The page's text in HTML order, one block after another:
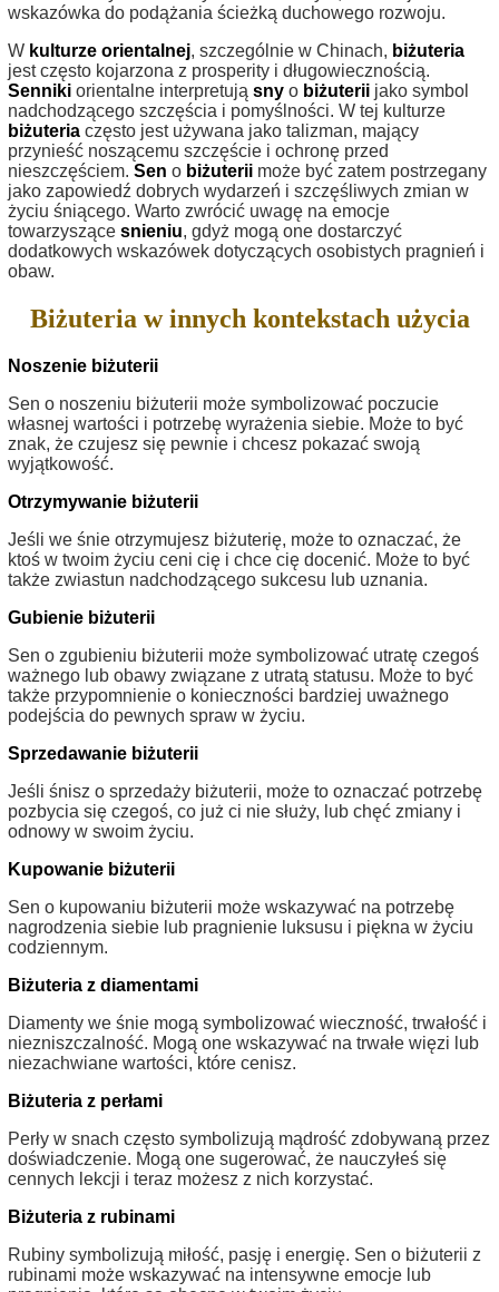
wskazówka do podążania ścieżką duchowego rozwoju.
W kulturze orientalnej, szczególnie w Chinach, biżuteria
jest często kojarzona z prosperity i długowiecznością.
Senniki orientalne interpretują sny o biżuterii jako symbol
nadchodzącego szczęścia i pomyślności. W tej kulturze
biżuteria często jest używana jako talizman, mający
przynieść noszącemu szczęście i ochronę przed
nieszczęściem. Sen o biżuterii może być zatem postrzegany
jako zapowiedź dobrych wydarzeń i szczęśliwych zmian w
życiu śniącego. Warto zwrócić uwagę na emocje
towarzyszące snieniu, gdyż mogą one dostarczyć
dodatkowych wskazówek dotyczących osobistych pragnień i
obaw.
Biżuteria w innych kontekstach użycia
Noszenie biżuterii
Sen o noszeniu biżuterii może symbolizować poczucie
własnej wartości i potrzebę wyrażenia siebie. Może to być
znak, że czujesz się pewnie i chcesz pokazać swoją
wyjątkowość.
Otrzymywanie biżuterii
Jeśli we śnie otrzymujesz biżuterię, może to oznaczać, że
ktoś w twoim życiu ceni cię i chce cię docenić. Może to być
także zwiastun nadchodzącego sukcesu lub uznania.
Gubienie biżuterii
Sen o zgubieniu biżuterii może symbolizować utratę czegoś
ważnego lub obawy związane z utratą statusu. Może to być
także przypomnienie o konieczności bardziej uważnego
podejścia do pewnych spraw w życiu.
Sprzedawanie biżuterii
Jeśli śnisz o sprzedaży biżuterii, może to oznaczać potrzebę
pozbycia się czegoś, co już ci nie służy, lub chęć zmiany i
odnowy w swoim życiu.
Kupowanie biżuterii
Sen o kupowaniu biżuterii może wskazywać na potrzebę
nagrodzenia siebie lub pragnienie luksusu i piękna w życiu
codziennym.
Biżuteria z diamentami
Diamenty we śnie mogą symbolizować wieczność, trwałość i
niezniszczalność. Mogą one wskazywać na trwałe więzi lub
niezachwiane wartości, które cenisz.
Biżuteria z perłami
Perły w snach często symbolizują mądrość zdobywaną przez
doświadczenie. Mogą one sugerować, że nauczyłeś się
cennych lekcji i teraz możesz z nich korzystać.
Biżuteria z rubinami
Rubiny symbolizują miłość, pasję i energię. Sen o biżuterii z
rubinami może wskazywać na intensywne emocje lub